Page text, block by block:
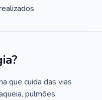
que cuida das vias
pulmões,